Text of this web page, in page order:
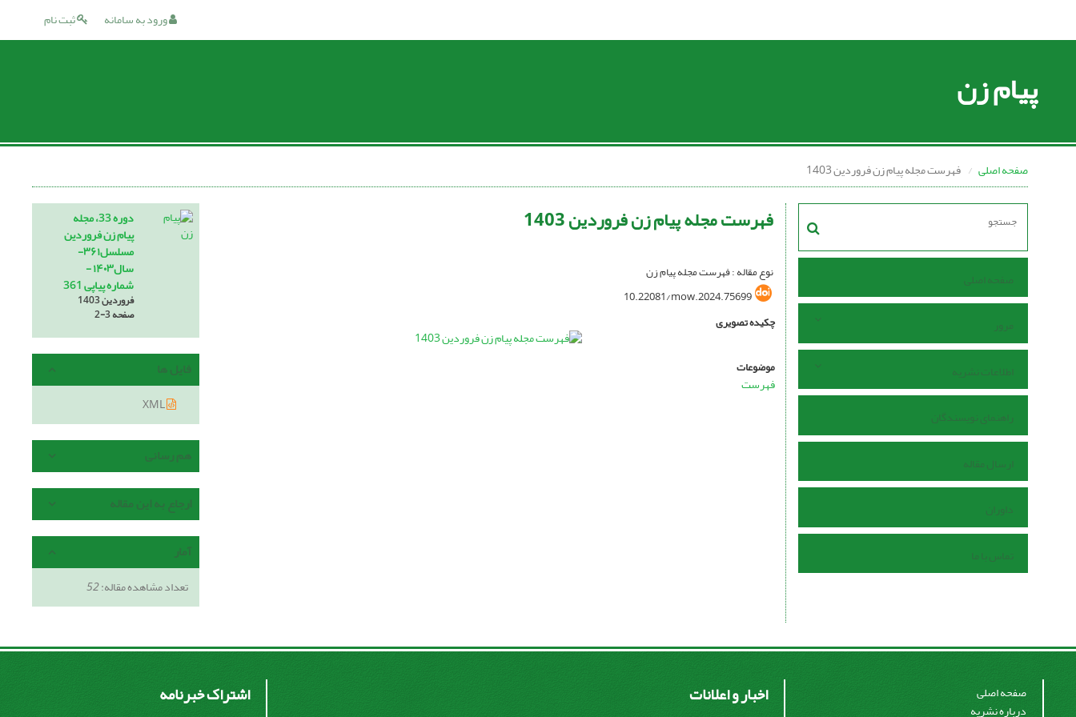
ثبت نام ورود به سامانه
پیام زن
صفحه اصلی فهرست مجله پیام زن فروردین 1403
صفحه اصلی
مرور
اطلاعات نشریه
راهنمای نویسندگان
ارسال مقاله
داوران
تماس با ما
فهرست مجله پیام زن فروردین 1403
نوع مقاله : فهرست مجله پیام زن
10.22081/mow.2024.75699
چکیده تصویری
موضوعات
فهرست
دوره 33، مجله
پیام زن فروردین
مسلسل۳۶۱-
سال۱۴۰۳ -
شماره پیاپی 361
فروردین 1403
صفحه2-3
فایل ها
XML
هم رسانی
ارجاع به این مقاله
آمار
تعداد مشاهده مقاله:52
صفحه اصلی
درباره نشریه
اخبار و اعلانات اشتراک خبرنامه